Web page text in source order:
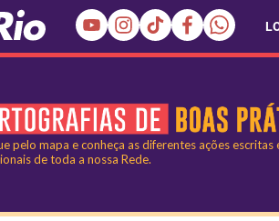
pelo mapa e conheça as diferentes ações
de toda a nossa Rede.